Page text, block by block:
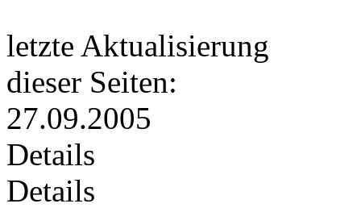
letzte Aktualisierung
dieser Seiten:
27.09.2005
Details
Details